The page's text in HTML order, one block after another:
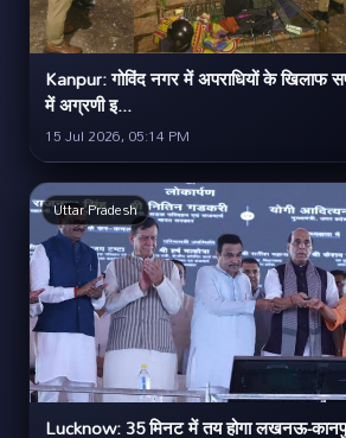
Kanpur: गोविंद नगर में अपराधियों के खिलाफ
में अग्रणी इ...
15 Jul 2026, 05:14 PM
Uttar Pradesh
Lucknow: 35 मिनट में तय होगा लखनऊ-